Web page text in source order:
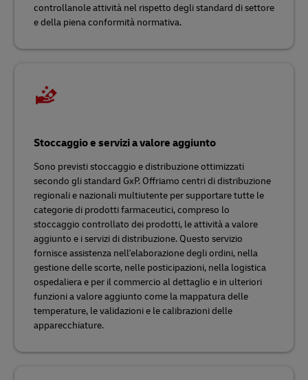
controllanole attività nel rispetto degli standard di settore
e della piena conformità normativa.
Stoccaggio e servizi a valore aggiunto
Sono previsti stoccaggio e distribuzione ottimizzati
secondo gli standard GxP. Offriamo centri di distribuzione
regionali e nazionali multiutente per supportare tutte le
categorie di prodotti farmaceutici, compreso lo
stoccaggio controllato dei prodotti, le attività a valore
aggiunto e i servizi di distribuzione. Questo servizio
fornisce assistenza nell'elaborazione degli ordini, nella
gestione delle scorte, nelle posticipazioni, nella logistica
ospedaliera e per il commercio al dettaglio e in ulteriori
funzioni a valore aggiunto come la mappatura delle
temperature, le validazioni e le calibrazioni delle
apparecchiature.